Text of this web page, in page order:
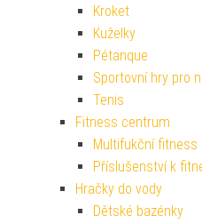
Kroket
Kuželky
Pétanque
Sportovní hry pro
Tenis
Fitness centrum
Multifukční fitness
Příslušenství k
Hračky do vody
Dětské bazénky